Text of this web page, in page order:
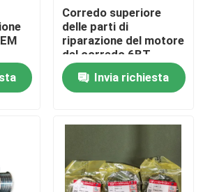
Part
Corredo superiore
delle parti di
riparazione del motore
del corredo 6BT
4089649 della
guarnizione della
testata di cilindro
Invia richiesta